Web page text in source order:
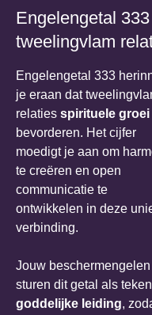
Engelengetal
tweelingvlam
Engelengetal 333
je eraan dat
relaties spirituele groei
bevorderen. Het cijfer
moedigt je aan om
te creëren en open
communicatie te
ontwikkelen in deze
verbinding.
Jouw beschermengelen
sturen dit getal als
goddelijke leiding,